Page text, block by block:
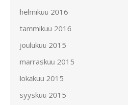
helmikuu 2016
tammikuu 2016
joulukuu 2015
marraskuu 2015
lokakuu 2015
syyskuu 2015